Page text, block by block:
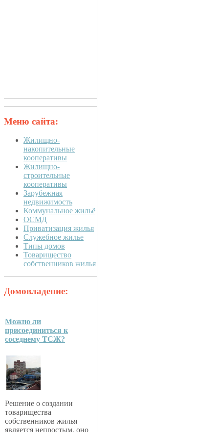
Меню сайта:
Жилищно-
накопительные
кооперативы
Жилищно-
строительные
кооперативы
Зарубежная
недвижимость
Коммунальное жильё
ОСМД
Приватизация жилья
Служебное жилье
Типы домов
Товарищество
собственников жилья
Домовладение:
Можно ли
присоединиться к
соседнему ТСЖ?
Решение о создании
товарищества
собственников жилья
является непростым, оно